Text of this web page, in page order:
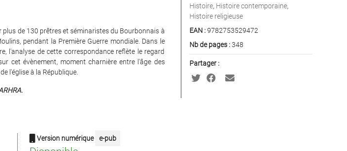
plus de 130 prêtres et séminaristes du Bourbonnais à
pendant la Première Guerre mondiale. Dans le
l'analyse de cette correspondance reflète le regard
cet évènement, moment charnière entre l'âge des
l'église à la République.
Version numérique e-pub
Histoire, Histoire contemporaine,
Histoire religieuse
EAN :9782753529472
Nb de pages :348
Partager :